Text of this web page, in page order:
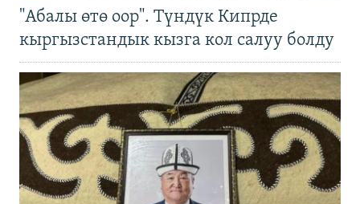
"Абалы өтө оор". Түндүк Кипрде
кыргызстандык кызга кол салуу болду